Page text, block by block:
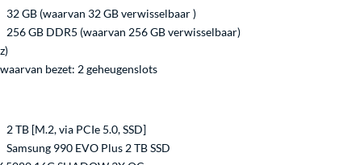
32 GB (waarvan 32 GB verwisselbaar )
256 GB DDR5 (waarvan 256 GB verwisselbaar)
bezet: 2 geheugenslots
2 TB [M.2, via PCIe 5.0, SSD]
Samsung 990 EVO Plus 2 TB SSD